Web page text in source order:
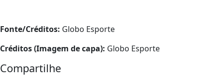
Fonte/Créditos: Globo Esporte
Créditos (Imagem de capa): Globo Esporte
Compartilhe